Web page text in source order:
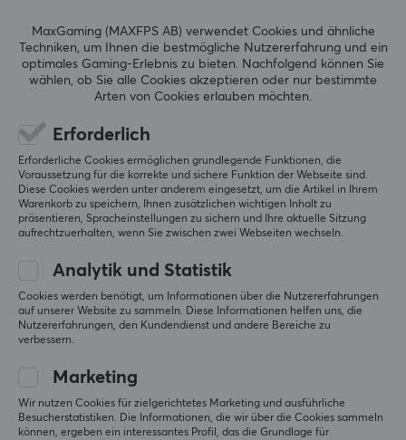
Newsletter für Gamer
Mehr als 400.000 Spieler abonnieren heute unseren
Newsletter. Erhalte exklusive Nachrichten,
großartige Angebote und noch mehr!
ABONNIEREN
Geschäftsbedingungen
Häufig gestellte Fragen
Kundendienst
MaxGaming (MAXFPS AB) verwendet Cookies und ähnliche
Techniken, um Ihnen die bestmögliche Nutzererfahrung und ein
optimales Gaming-Erlebnis zu bieten.
Nachfolgend können Sie
wählen, ob Sie alle Cookies akzeptieren oder nur bestimmte
Arten von Cookies erlauben möchten.
Erforderlich
Erforderliche Cookies ermöglichen grundlegende Funktionen, die
Voraussetzung für die korrekte und sichere Funktion der Webseite sind.
Diese Cookies werden unter anderem eingesetzt, um die Artikel in Ihrem
Warenkorb zu speichern, Ihnen zusätzlichen wichtigen Inhalt zu
präsentieren, Spracheinstellungen zu sichern und Ihre aktuelle Sitzung
aufrechtzuerhalten, wenn Sie zwischen zwei Webseiten wechseln.
Analytik und Statistik
Cookies werden benötigt, um Informationen über die Nutzererfahrungen
auf unserer Website zu sammeln. Diese Informationen helfen uns, die
Nutzererfahrungen, den Kundendienst und andere Bereiche zu
verbessern.
Marketing
Wir nutzen Cookies für zielgerichtetes Marketing und ausführliche
Besucherstatistiken. Die Informationen, die wir über die Cookies sammeln
können, ergeben ein interessantes Profil, das die Grundlage für